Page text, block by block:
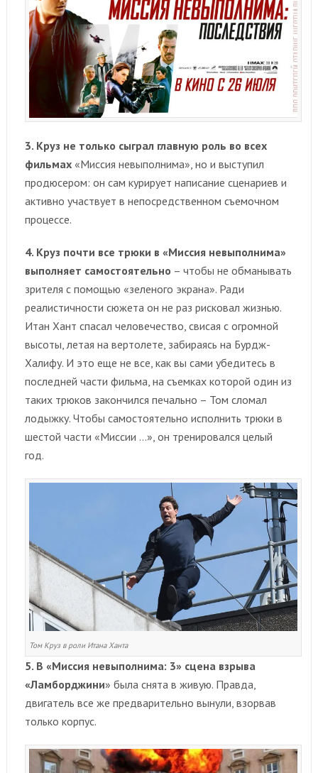
3. Круз не только сыграл главную роль во всех
фильмах«Миссия невыполнима», но и выступил
продюсером: он сам курирует написание сценариев и
активно участвует в непосредственном съемочном
процессе.
4. Круз почти все трюки в «Миссия невыполнима»
выполняет самостоятельно – чтобы не обманывать
зрителя с помощью «зеленого экрана». Ради
реалистичности сюжета он не раз рисковал жизнью.
Итан Хант спасал человечество, свисая с огромной
высоты, летая на вертолете, забираясь на Бурдж-
Халифу. И это еще не все, как вы сами убедитесь в
последней части фильма, на съемках которой один из
таких трюков закончился печально – Том сломал
лодыжку. Чтобы самостоятельно исполнить трюки в
шестой части «Миссии …», он тренировался целый
год.
Том Круз в роли Итана Ханта
5. В «Миссия невыполнима: 3» сцена взрыва
«Ламборджини» была снята в живую. Правда,
двигатель все же предварительно вынули, взорвав
только корпус.